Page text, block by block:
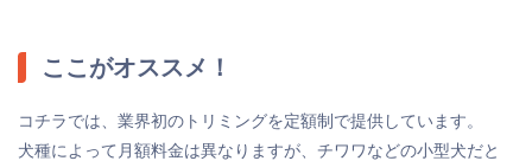
ここがオススメ！
コチラでは、業界初のトリミングを定額制で提供しています。
犬種によって月額料金は異なりますが、チワワなどの小型犬だと